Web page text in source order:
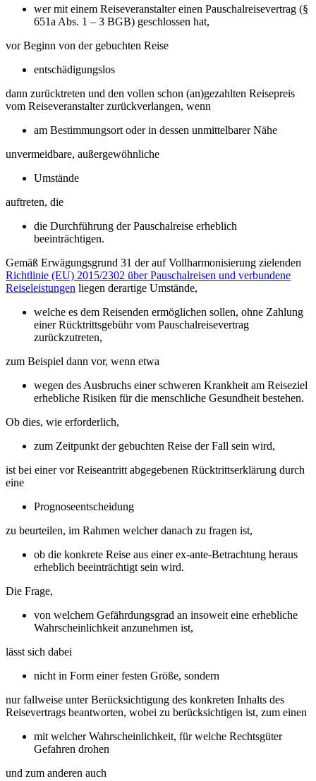
wer mit einem Reiseveranstalter einen Pauschalreisevertrag (§
651a Abs. 1 – 3 BGB) geschlossen hat,
vor Beginn von der gebuchten Reise
entschädigungslos
dann zurücktreten und den vollen schon (an)gezahlten Reisepreis
vom Reiseveranstalter zurückverlangen, wenn
am Bestimmungsort oder in dessen unmittelbarer Nähe
unvermeidbare, außergewöhnliche
Umstände
auftreten, die
die Durchführung der Pauschalreise erheblich
beeinträchtigen.
Gemäß Erwägungsgrund 31 der auf Vollharmonisierung zielenden
Richtlinie (EU) 2015/2302 über Pauschalreisen und verbundene
Reiseleistungen liegen derartige Umstände,
welche es dem Reisenden ermöglichen sollen, ohne Zahlung
einer Rücktrittsgebühr vom Pauschalreisevertrag
zurückzutreten,
zum Beispiel dann vor, wenn etwa
wegen des Ausbruchs einer schweren Krankheit am Reiseziel
erhebliche Risiken für die menschliche Gesundheit bestehen.
Ob dies, wie erforderlich,
zum Zeitpunkt der gebuchten Reise der Fall sein wird,
ist bei einer vor Reiseantritt abgegebenen Rücktrittserklärung durch
eine
Prognoseentscheidung
zu beurteilen, im Rahmen welcher danach zu fragen ist,
ob die konkrete Reise aus einer ex-ante-Betrachtung heraus
erheblich beeinträchtigt sein wird.
Die Frage,
von welchem Gefährdungsgrad an insoweit eine erhebliche
Wahrscheinlichkeit anzunehmen ist,
lässt sich dabei
nicht in Form einer festen Größe, sondern
nur fallweise unter Berücksichtigung des konkreten Inhalts des
Reisevertrags beantworten, wobei zu berücksichtigen ist, zum einen
mit welcher Wahrscheinlichkeit, für welche Rechtsgüter
Gefahren drohen
und zum anderen auch